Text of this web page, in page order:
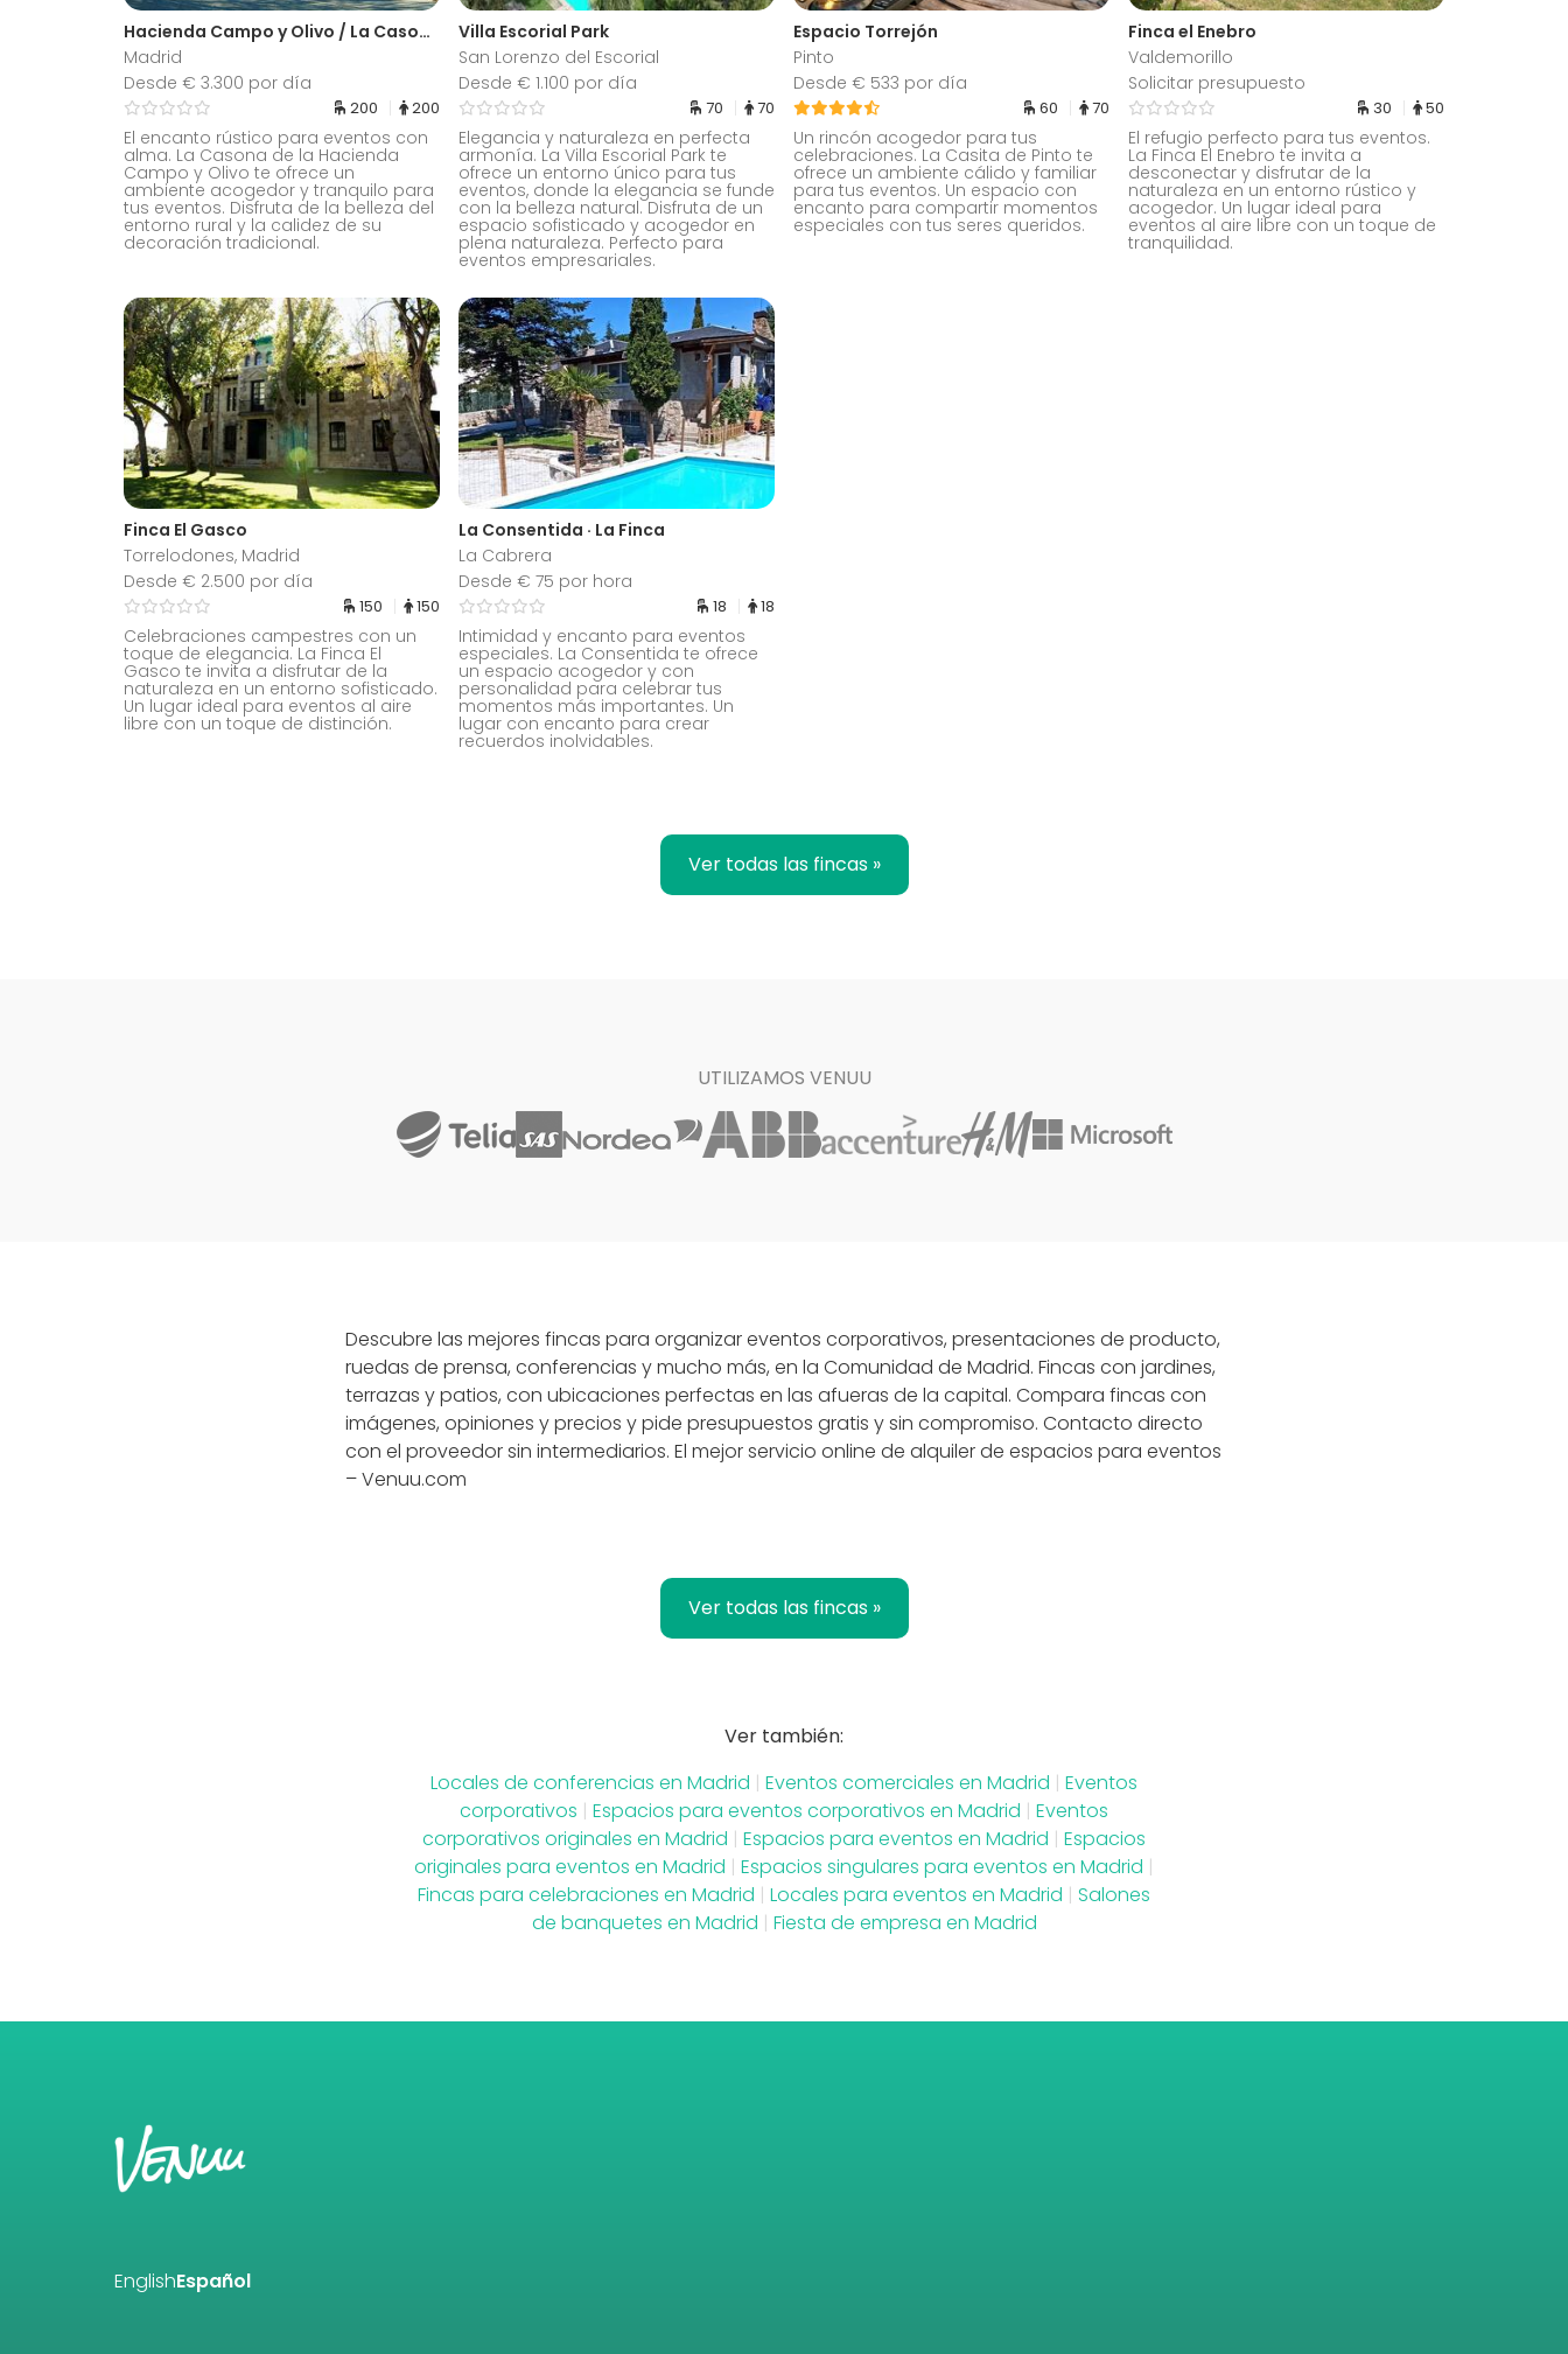
Hacienda Campo y Olivo / La Casona
Madrid
Desde € 3.300 por día
200 200
El encanto rústico para eventos con
alma. La Casona de la Hacienda
Campo y Olivo te ofrece un
ambiente acogedor y tranquilo para
tus eventos. Disfruta de la belleza del
entorno rural y la calidez de su
decoración tradicional.
Villa Escorial Park
San Lorenzo del Escorial
Desde € 1.100 por día
70 70
Elegancia y naturaleza en perfecta
armonía. La Villa Escorial Park te
ofrece un entorno único para tus
eventos, donde la elegancia se funde
con la belleza natural. Disfruta de un
espacio sofisticado y acogedor en
plena naturaleza. Perfecto para
eventos empresariales.
Espacio Torrejón
Pinto
Desde € 533 por día
60 70
Un rincón acogedor para tus
celebraciones. La Casita de Pinto te
ofrece un ambiente cálido y familiar
para tus eventos. Un espacio con
encanto para compartir momentos
especiales con tus seres queridos.
Finca el Enebro
Valdemorillo
Solicitar presupuesto
30 50
El refugio perfecto para tus eventos.
La Finca El Enebro te invita a
desconectar y disfrutar de la
naturaleza en un entorno rústico y
acogedor. Un lugar ideal para
eventos al aire libre con un toque de
tranquilidad.
Finca El Gasco
Torrelodones, Madrid
Desde € 2.500 por día
150 150
Celebraciones campestres con un
toque de elegancia. La Finca El
Gasco te invita a disfrutar de la
naturaleza en un entorno sofisticado.
Un lugar ideal para eventos al aire
libre con un toque de distinción.
La Consentida · La Finca
La Cabrera
Desde € 75 por hora
18 18
Intimidad y encanto para eventos
especiales. La Consentida te ofrece
un espacio acogedor y con
personalidad para celebrar tus
momentos más importantes. Un
lugar con encanto para crear
recuerdos inolvidables.
Ver todas las fincas »
UTILIZAMOS VENUU
Descubre las mejores fincas para organizar eventos corporativos, presentaciones de producto,
ruedas de prensa, conferencias y mucho más, en la Comunidad de Madrid. Fincas con jardines,
terrazas y patios, con ubicaciones perfectas en las afueras de la capital. Compara fincas con
imágenes, opiniones y precios y pide presupuestos gratis y sin compromiso. Contacto directo
con el proveedor sin intermediarios. El mejor servicio online de alquiler de espacios para eventos
– Venuu.com
Ver todas las fincas »
Ver también:
Locales de conferencias en Madrid | Eventos comerciales en Madrid | Eventos
corporativos | Espacios para eventos corporativos en Madrid | Eventos
corporativos originales en Madrid | Espacios para eventos en Madrid | Espacios
originales para eventos en Madrid | Espacios singulares para eventos en Madrid |
Fincas para celebraciones en Madrid | Locales para eventos en Madrid | Salones
de banquetes en Madrid | Fiesta de empresa en Madrid
EnglishEspañol